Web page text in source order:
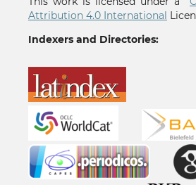
Attribution 4.0 International
Indexers and Directories: